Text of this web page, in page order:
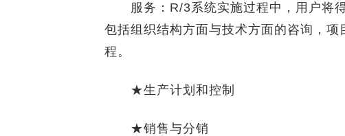
服务：R/3系统实施过程中，用户将得
包括组织结构方面与技术方面的咨询，
程。
★生产计划和控制
★销售与分销